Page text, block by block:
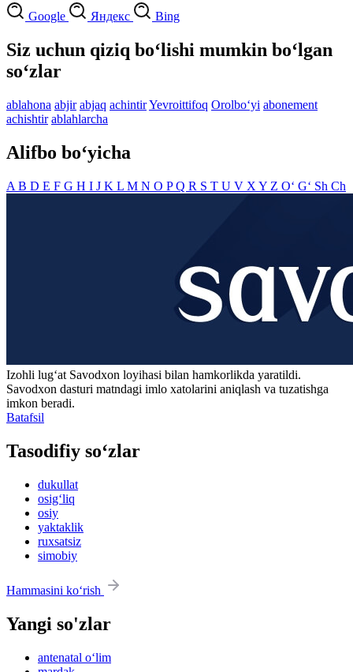
Google Яндекс Bing
Siz uchun qiziq bo‘lishi mumkin bo‘lgan
so‘zlar
ablahona abjir abjaq achintirYevroittifoq Orolbo‘yi abonement
achishtir ablahlarcha
Alifbo bo‘yicha
A B D E F G H I J K L M N O PQ R S T U V X Y Z O‘ G‘ Sh Ch
Izohli lugʻat Savodxon loyihasi bilan hamkorlikda yaratildi.
Savodxon dasturi matndagi imlo xatolarini aniqlash va tuzatishga
imkon beradi.
Batafsil
Tasodifiy so‘zlar
dukullat
osig‘liq
osiy
yaktaklik
ruxsatsiz
simobiy
Hammasini ko‘rish
Yangi so'zlar
antenatal o‘lim